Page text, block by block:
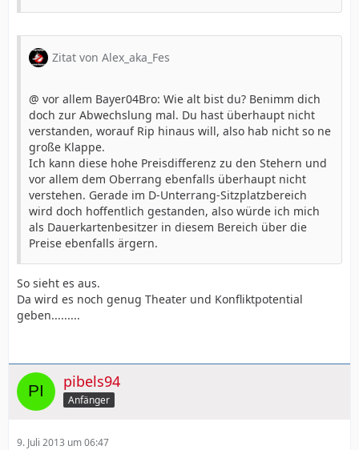
Zitat von Alex_aka_Fes
@ vor allem Bayer04Bro: Wie alt bist du? Benimm dich
doch zur Abwechslung mal. Du hast überhaupt nicht
verstanden, worauf Rip hinaus will, also hab nicht so ne
große Klappe.
Ich kann diese hohe Preisdifferenz zu den Stehern und
vor allem dem Oberrang ebenfalls überhaupt nicht
verstehen. Gerade im D-Unterrang-Sitzplatzbereich
wird doch hoffentlich gestanden, also würde ich mich
als Dauerkartenbesitzer in diesem Bereich über die
Preise ebenfalls ärgern.
So sieht es aus.
Da wird es noch genug Theater und Konfliktpotential
geben.........
pibels94
Anfänger
9. Juli 2013 um 06:47